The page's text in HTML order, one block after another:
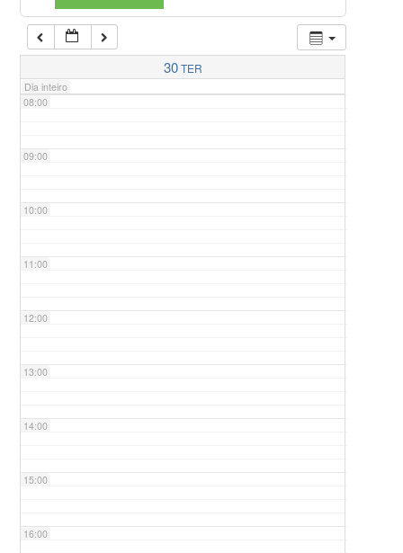
30TER
Dia inteiro
07:00
08:00
09:00
10:00
11:00
12:00
13:00
14:00
15:00
16:00